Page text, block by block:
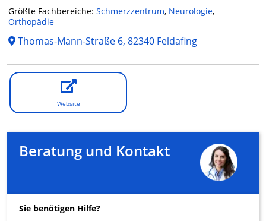
Größte Fachbereiche: Schmerzzentrum, Neurologie,
Orthopädie
Thomas-Mann-Straße 6, 82340 Feldafing
Website
Beratung und Kontakt
Sie benötigen Hilfe?